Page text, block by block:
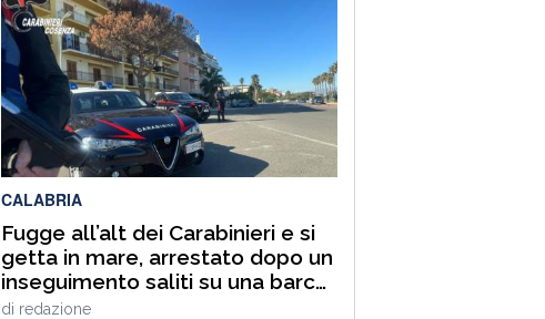
CALABRIA
Fugge all’alt dei Carabinieri e si
getta in mare, arrestato dopo un
inseguimento saliti su una barca
privata
di redazione